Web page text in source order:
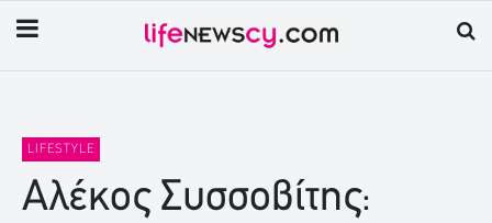
LIFESTYLE
Αλέκος Συσσοβίτης: